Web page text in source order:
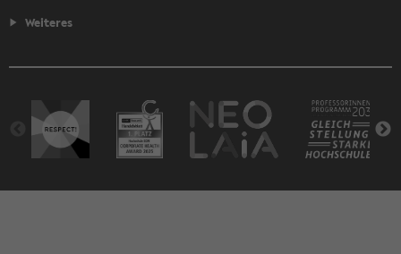
Weiteres